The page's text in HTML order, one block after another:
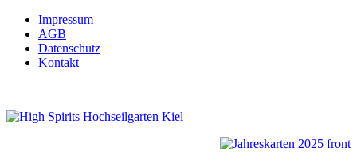
Impressum
AGB
Datenschutz
Kontakt